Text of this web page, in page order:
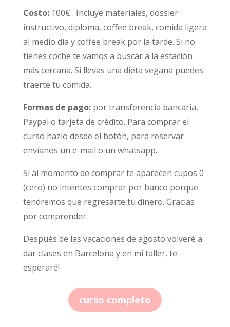
Costo: 100€ . Incluye materiales, dossier
instructivo, diploma, coffee break, comida ligera
al medio día y coffee break por la tarde. Si no
tienes coche te vamos a buscar a la estación
más cercana. Si llevas una dieta vegana puedes
traerte tu comida.
Formas de pago:por transferencia bancaria,
Paypal o tarjeta de crédito. Para comprar el
curso hazlo desde el botón, para reservar
envíanos un e-mail o un whatsapp.
Si al momento de comprar te aparecen cupos 0
(cero) no intentes comprar por banco porque
tendremos que regresarte tu dinero. Gracias
por comprender.
Después de las vacaciones de agosto volveré a
dar clases en Barcelona y en mi taller, te
esperaré!
curso completo